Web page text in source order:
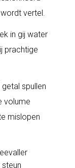
vertel.
in gij water
prachtige
spullen
volume
mislopen